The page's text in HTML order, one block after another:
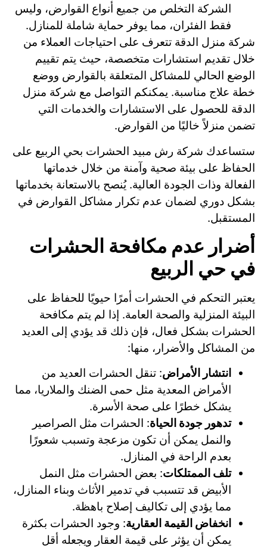
الشركة التخلص من جميع أنواع القوارض، وليس
فقط الفئران، مما يوفر حماية شاملة للمنازل.
شركة منزل الدقة تتعرف على احتياجات العملاء من
خلال تقديم استشارات متخصصة، حيث يتم تقييم
الوضع الحالي للمشاكل المتعلقة بالقوارض ووضع
خطة علاج مناسبة. يمكنكم التواصل مع شركة منزل
الدقة للحصول على الاستشارات والخدمات التي
تضمن منزلاً خاليًا من القوارض.
ستساعدك شركة رش مبيد الحشرات بحي الربيع على
الحفاظ على بيئة صحية وآمنة من خلال خدماتها
الفعالة وذات الجودة العالية. يُنصح بالاستعانة بخدماتها
بشكل دوري لضمان عدم تكرار مشاكل القوارض في
المستقبل.
أضرار عدم مكافحة الحشرات
في حي الربيع
يعتبر التحكم في الحشرات أمرًا حيويًا للحفاظ على
البيئة المنزلية والصحة العامة. إذا لم يتم مكافحة
الحشرات بشكل فعال، فإن ذلك قد يؤدي إلى العديد
من المشاكل والأضرار، منها:
انتشار الأمراض: تنقل الحشرات العديد من
الأمراض المعدية مثل حمى الضنك والملاريا، مما
يشكل خطرًا على صحة الأسرة.
تدهور جودة الحياة: الحشرات مثل الصراصير
والنمل يمكن أن تكون مزعجة وتسبب شعورًا
بعدم الراحة في المنازل.
تلف الممتلكات: بعض الحشرات مثل النمل
الأبيض قد تتسبب في تدمير الأثاث وبناء المنازل،
مما يؤدي إلى تكاليف إصلاح باهظة.
انخفاض القيمة العقارية: وجود الحشرات بكثرة
يمكن أن يؤثر على قيمة العقار ويجعله أقل